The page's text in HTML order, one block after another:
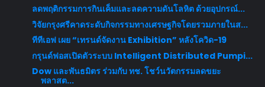
ลดพฤติกรรมการกินเค็มและลดความดันโลหิต ด้วยอุปกรณ์...
วิจัยกรุงศรีคาดระดับกิจกรรมทางเศรษฐกิจโดยรวมภายในส...
ทีทีเอฟ เผย “เทรนด์จัดงาน Exhibition” หลังโควิด-19
กรุนด์ฟอสเปิดตัวระบบ Intelligent Distributed Pumpi...
Dow และพันธมิตร ร่วมกับ ทช. โชว์นวัตกรรมลดขยะ
พลาสต...